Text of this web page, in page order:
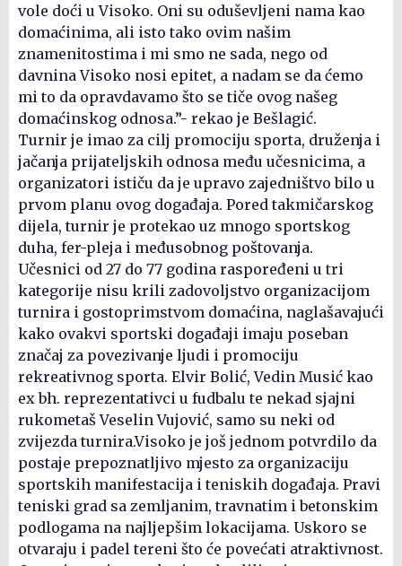
vole doći u Visoko. Oni su oduševljeni nama kao
domaćinima, ali isto tako ovim našim
znamenitostima i mi smo ne sada, nego od
davnina Visoko nosi epitet, a nadam se da ćemo
mi to da opravdavamo što se tiče ovog našeg
domaćinskog odnosa.”- rekao je Bešlagić.
Turnir je imao za cilj promociju sporta, druženja i
jačanja prijateljskih odnosa među učesnicima, a
organizatori ističu da je upravo zajedništvo bilo u
prvom planu ovog događaja. Pored takmičarskog
dijela, turnir je protekao uz mnogo sportskog
duha, fer-pleja i međusobnog poštovanja.
Učesnici od 27 do 77 godina raspoređeni u tri
kategorije nisu krili zadovoljstvo organizacijom
turnira i gostoprimstvom domaćina, naglašavajući
kako ovakvi sportski događaji imaju poseban
značaj za povezivanje ljudi i promociju
rekreativnog sporta. Elvir Bolić, Vedin Musić kao
ex bh. reprezentativci u fudbalu te nekad sjajni
rukometaš Veselin Vujović, samo su neki od
zvijezda turnira.Visoko je još jednom potvrdilo da
postaje prepoznatljivo mjesto za organizaciju
sportskih manifestacija i teniskih događaja. Pravi
teniski grad sa zemljanim, travnatim i betonskim
podlogama na najljepšim lokacijama. Uskoro se
otvaraju i padel tereni što će povećati atraktivnost.